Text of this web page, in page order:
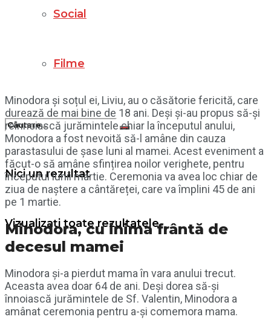
Social
Filme
Nici un rezultat
Vizualizați toate rezultatele
Minodora și soțul ei, Liviu, au o căsătorie fericită, care
durează de mai bine de 18 ani. Deși și-au propus să-și
reînnoiască jurămintele chiar la începutul anului,
Monodora a fost nevoită să-l amâne din cauza
parastasului de șase luni al mamei. Acest eveniment a
făcut-o să amâne sfințirea noilor verighete, pentru
începutul lunii martie. Ceremonia va avea loc chiar de
ziua de naștere a cântăreței, care va împlini 45 de ani
pe 1 martie.
Minodora, cu inima frântă de
decesul mamei
Minodora și-a pierdut mama în vara anului trecut.
Aceasta avea doar 64 de ani. Deși dorea să-și
înnoiască jurămintele de Sf. Valentin, Minodora a
amânat ceremonia pentru a-și comemora mama.